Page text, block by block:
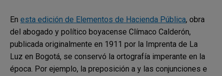
En esta edición de Elementos de Hacienda Pública, obra
del abogado y político boyacense Clímaco Calderón,
publicada originalmente en 1911 por la Imprenta de La
Luz en Bogotá, se conservó la ortografía imperante en la
época. Por ejemplo, la preposición a y las conjunciones e